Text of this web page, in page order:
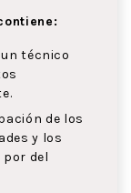
técnico
de los
y los
por del